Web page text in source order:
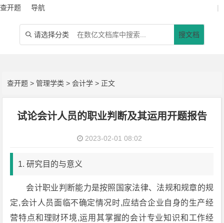
查开题 导航 |
 请选择分类 搜文档
查开题 >管理学类 >会计学 > 正文
试论会计人员的职业判断及其运用开题报告
2023-02-01 08:02
1. 研究目的与意义
会计职业判断能力是按照国家法律、法规和规章的规
定,会计人员面临不确定情况时,应结合企业自身的生产经
营特点和理财环境,运用其掌握的会计专业知识和工作经